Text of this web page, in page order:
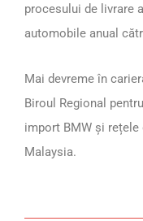
procesului de livrare
automobile anual
Mai devreme în
Biroul Regional
import BMW și rețele
Malaysia.